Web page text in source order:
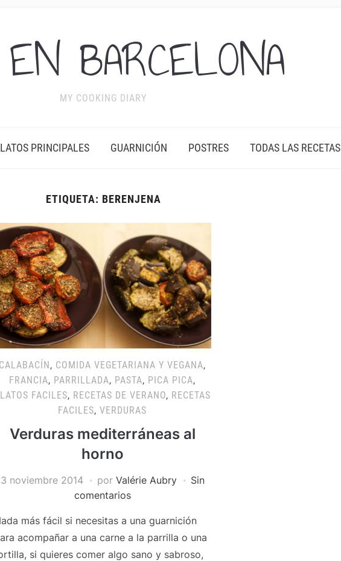
BARCELONA
MY COOKING DIARY
PRINCIPALES GUARNICIÓN POSTRES TODAS LAS RECETAS
ETIQUETA: BERENJENA
CALABACÍN, COMIDA VEGETARIANA Y VEGANA,
FRANCIA, PARRILLADA, PASTA, PICA PICA,
FACILES, RECETAS DE VERANO, RECETAS
FACILES,VERDURAS
Verduras mediterráneas al
horno
3 noviembre 2014 por Valérie Aubry
Sin
comentarios
más fácil si necesitas a una guarnición
acompañar a una carne a la parrilla o una
si quieres comer algo sano y sabroso,